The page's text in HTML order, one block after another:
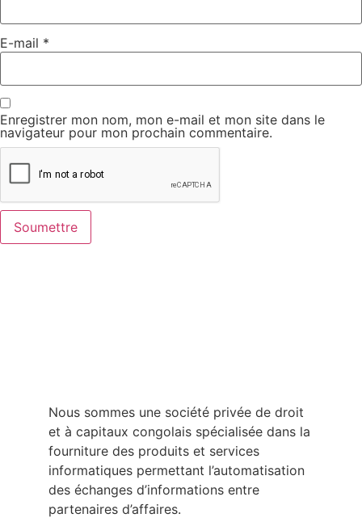
E-mail *
Enregistrer mon nom, mon e-mail et mon site dans le
navigateur pour mon prochain commentaire.
Nous sommes une société privée de droit
et à capitaux congolais spécialisée dans la
fourniture des produits et services
informatiques permettant l’automatisation
des échanges d’informations entre
partenaires d’affaires.